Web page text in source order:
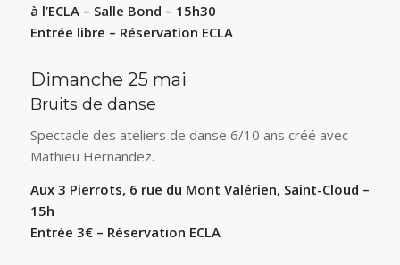
à l’ECLA – Salle Bond – 15h30
Entrée libre – Réservation ECLA
Dimanche 25 mai
Bruits de danse
Spectacle des ateliers de danse 6/10 ans créé avec
Mathieu Hernandez.
Aux 3 Pierrots, 6 rue du Mont Valérien, Saint-Cloud –
15h
Entrée 3€ – Réservation ECLA